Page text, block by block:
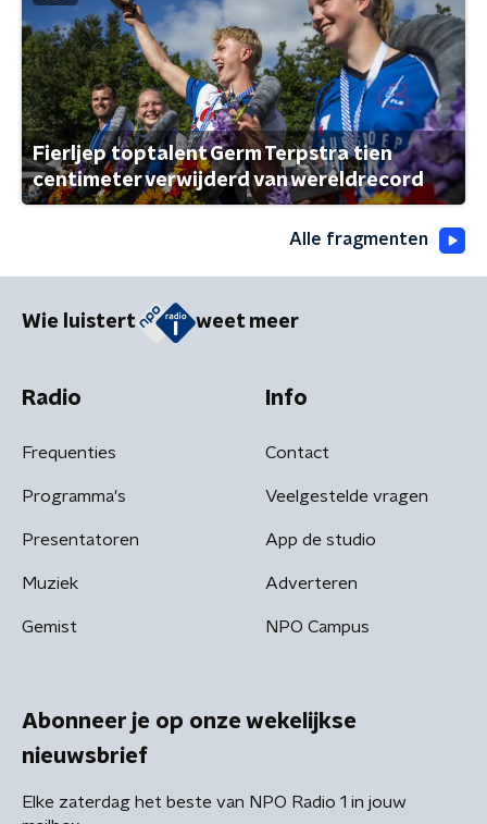
Fierljep toptalent Germ Terpstra tien
centimeter verwijderd van wereldrecord
Alle fragmenten
Wie luistert weet meer
Radio
Frequenties
Programma's
Presentatoren
Muziek
Gemist
Info
Contact
Veelgestelde vragen
App de studio
Adverteren
NPO Campus
Abonneer je op onze wekelijkse
nieuwsbrief
Elke zaterdag het beste van NPO Radio 1 in jouw